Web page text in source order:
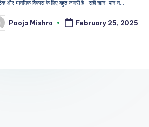
और मानसिक विकास के लिए बहुत जरूरी है। सही खान-पान न…
Pooja Mishra February 25, 2025